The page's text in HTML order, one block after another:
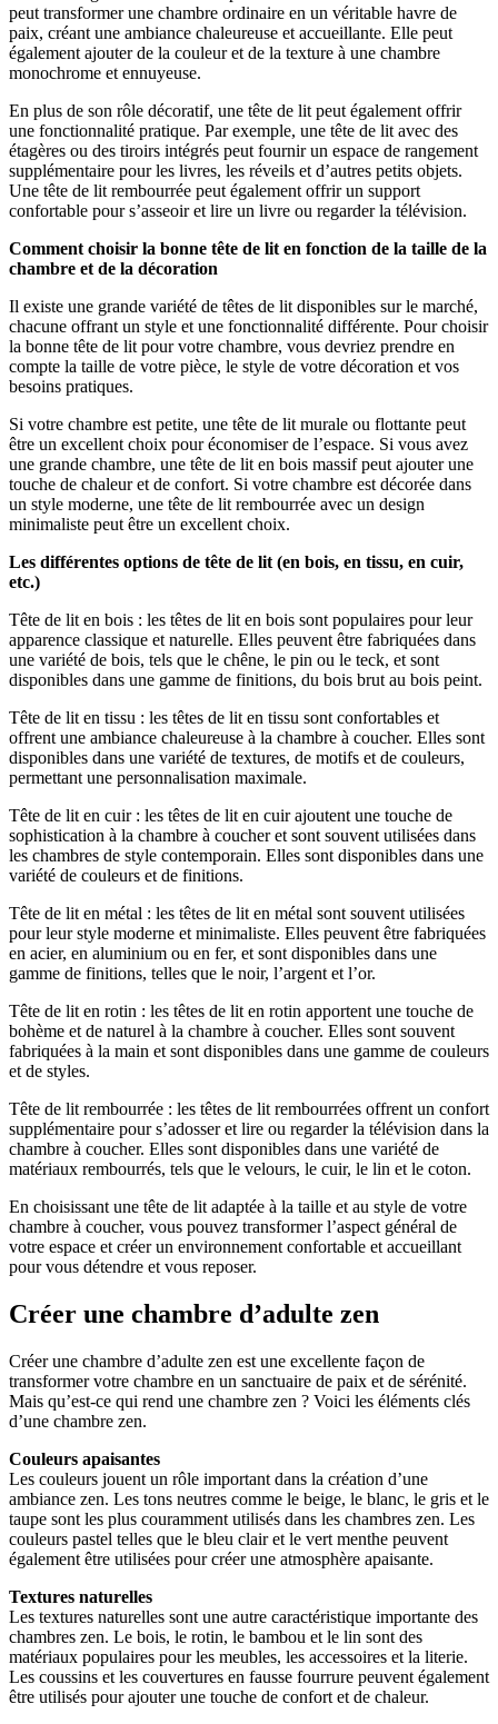
peut transformer une chambre ordinaire en un véritable havre de
paix, créant une ambiance chaleureuse et accueillante. Elle peut
également ajouter de la couleur et de la texture à une chambre
monochrome et ennuyeuse.
En plus de son rôle décoratif, une tête de lit peut également offrir
une fonctionnalité pratique. Par exemple, une tête de lit avec des
étagères ou des tiroirs intégrés peut fournir un espace de rangement
supplémentaire pour les livres, les réveils et d’autres petits objets.
Une tête de lit rembourrée peut également offrir un support
confortable pour s’asseoir et lire un livre ou regarder la télévision.
Comment choisir la bonne tête de lit en fonction de la taille de la
chambre et de la décoration
Il existe une grande variété de têtes de lit disponibles sur le marché,
chacune offrant un style et une fonctionnalité différente. Pour choisir
la bonne tête de lit pour votre chambre, vous devriez prendre en
compte la taille de votre pièce, le style de votre décoration et vos
besoins pratiques.
Si votre chambre est petite, une tête de lit murale ou flottante peut
être un excellent choix pour économiser de l’espace. Si vous avez
une grande chambre, une tête de lit en bois massif peut ajouter une
touche de chaleur et de confort. Si votre chambre est décorée dans
un style moderne, une tête de lit rembourrée avec un design
minimaliste peut être un excellent choix.
Les différentes options de tête de lit (en bois, en tissu, en cuir,
etc.)
Tête de lit en bois : les têtes de lit en bois sont populaires pour leur
apparence classique et naturelle. Elles peuvent être fabriquées dans
une variété de bois, tels que le chêne, le pin ou le teck, et sont
disponibles dans une gamme de finitions, du bois brut au bois peint.
Tête de lit en tissu : les têtes de lit en tissu sont confortables et
offrent une ambiance chaleureuse à la chambre à coucher. Elles sont
disponibles dans une variété de textures, de motifs et de couleurs,
permettant une personnalisation maximale.
Tête de lit en cuir : les têtes de lit en cuir ajoutent une touche de
sophistication à la chambre à coucher et sont souvent utilisées dans
les chambres de style contemporain. Elles sont disponibles dans une
variété de couleurs et de finitions.
Tête de lit en métal : les têtes de lit en métal sont souvent utilisées
pour leur style moderne et minimaliste. Elles peuvent être fabriquées
en acier, en aluminium ou en fer, et sont disponibles dans une
gamme de finitions, telles que le noir, l’argent et l’or.
Tête de lit en rotin : les têtes de lit en rotin apportent une touche de
bohème et de naturel à la chambre à coucher. Elles sont souvent
fabriquées à la main et sont disponibles dans une gamme de couleurs
et de styles.
Tête de lit rembourrée : les têtes de lit rembourrées offrent un confort
supplémentaire pour s’adosser et lire ou regarder la télévision dans la
chambre à coucher. Elles sont disponibles dans une variété de
matériaux rembourrés, tels que le velours, le cuir, le lin et le coton.
En choisissant une tête de lit adaptée à la taille et au style de votre
chambre à coucher, vous pouvez transformer l’aspect général de
votre espace et créer un environnement confortable et accueillant
pour vous détendre et vous reposer.
Créer une chambre d’adulte zen
Créer une chambre d’adulte zen est une excellente façon de
transformer votre chambre en un sanctuaire de paix et de sérénité.
Mais qu’est-ce qui rend une chambre zen ? Voici les éléments clés
d’une chambre zen.
Couleurs apaisantes
Les couleurs jouent un rôle important dans la création d’une
ambiance zen. Les tons neutres comme le beige, le blanc, le gris et le
taupe sont les plus couramment utilisés dans les chambres zen. Les
couleurs pastel telles que le bleu clair et le vert menthe peuvent
également être utilisées pour créer une atmosphère apaisante.
Textures naturelles
Les textures naturelles sont une autre caractéristique importante des
chambres zen. Le bois, le rotin, le bambou et le lin sont des
matériaux populaires pour les meubles, les accessoires et la literie.
Les coussins et les couvertures en fausse fourrure peuvent également
être utilisés pour ajouter une touche de confort et de chaleur.